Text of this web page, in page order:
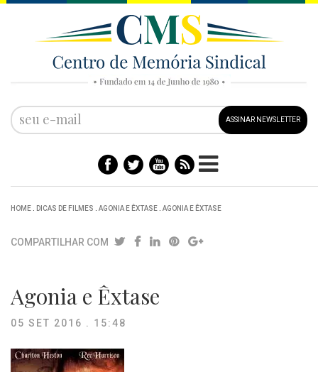
ASSINAR NEWSLETTER
HOME DICAS DE FILMES AGONIA E ÊXTASE AGONIA E ÊXTASE
COMPARTILHAR COM
Agonia e Êxtase
05 SET 2016 . 15:48